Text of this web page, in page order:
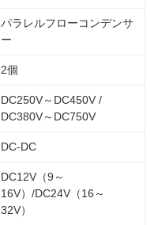
パラレルフローコンデンサ
ー
2個
DC250V～DC450V /
DC380V～DC750V
DC-DC
DC12V（9～
16V）/DC24V（16～
32V）